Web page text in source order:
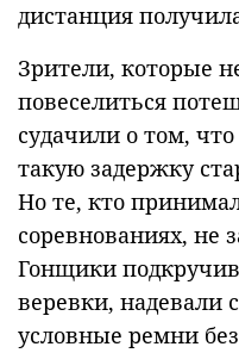
дистанция
Зрители, которые
повеселиться
судачили о том,
такую задержку
Но те, кто
соревнованиях, не
Гонщики
веревки, надевали
условные ремни